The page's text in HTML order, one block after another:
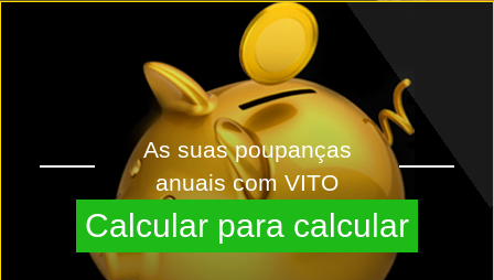
As suas poupanças
anuais com VITO
Calcular para calcular